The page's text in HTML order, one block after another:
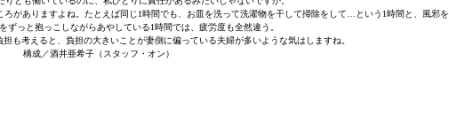
がありますよね。たとえば同じ1時間でも、お皿を洗って洗濯物を干して掃除をして…という1時間と、風邪を
ずっと抱っこしながらあやしている1時間では、疲労度も全然違う。
も考えると、負担の大きいことが妻側に偏っている夫婦が多いような気はしますね。
構成／酒井亜希子（スタッフ・オン）